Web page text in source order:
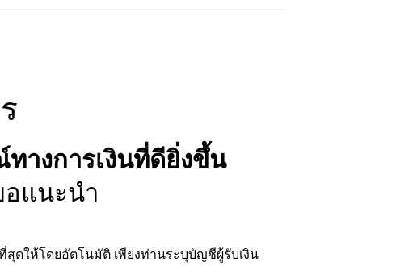
างการเงินที่ดียิ่งขึ้น
แนะนำ
สุดให้โดยอัตโนมัติ เพียงท่านระบุบัญชีผู้รับเงิน